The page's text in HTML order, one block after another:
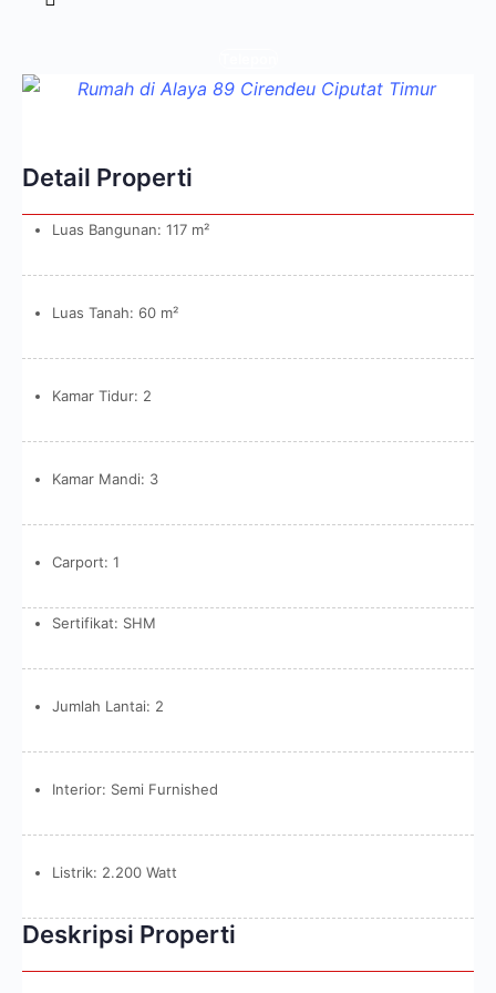
Detail Properti
Luas Bangunan: 117 m²
Luas Tanah: 60 m²
Kamar Tidur: 2
Kamar Mandi: 3
Carport: 1
Sertifikat: SHM
Jumlah Lantai: 2
Interior: Semi Furnished
Listrik: 2.200 Watt
Deskripsi Properti